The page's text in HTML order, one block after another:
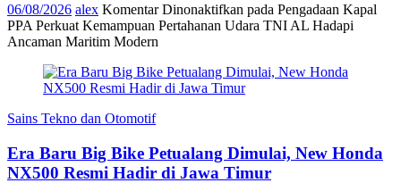
06/08/2026 alex Komentar Dinonaktifkan pada Pengadaan Kapal
PPA Perkuat Kemampuan Pertahanan Udara TNI AL Hadapi
Ancaman Maritim Modern
Sains Tekno dan Otomotif
Era Baru Big Bike Petualang Dimulai, New Honda
NX500 Resmi Hadir di Jawa Timur